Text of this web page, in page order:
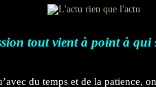
tout vient à point à qui
du temps et de la patience,